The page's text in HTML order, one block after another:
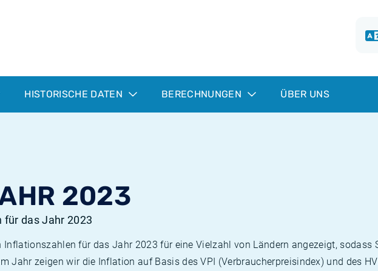
HISTORISCHE DATEN BERECHNUNGEN ÜBER UNS
2023
das Jahr 2023
für das Jahr 2023 für eine Vielzahl von Ländern angezeigt, sodass
Jahr zeigen wir die Inflation auf Basis des VPI (Verbraucherpreisindex) und des